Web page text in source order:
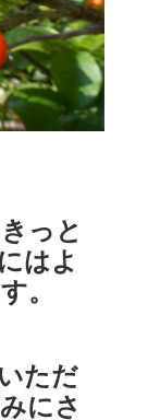
っと
はよ
。
ただ
にさ